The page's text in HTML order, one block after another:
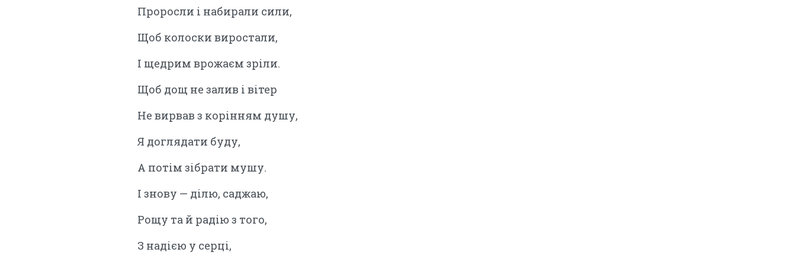
Проросли і набирали сили,
Щоб колоски виростали,
І щедрим врожаєм зріли.
Щоб дощ не залив і вітер
Не вирвав з корінням душу,
Я доглядати буду,
А потім зібрати мушу.
І знову — ділю, саджаю,
Рощу та й радію з того,
З надією у серці,